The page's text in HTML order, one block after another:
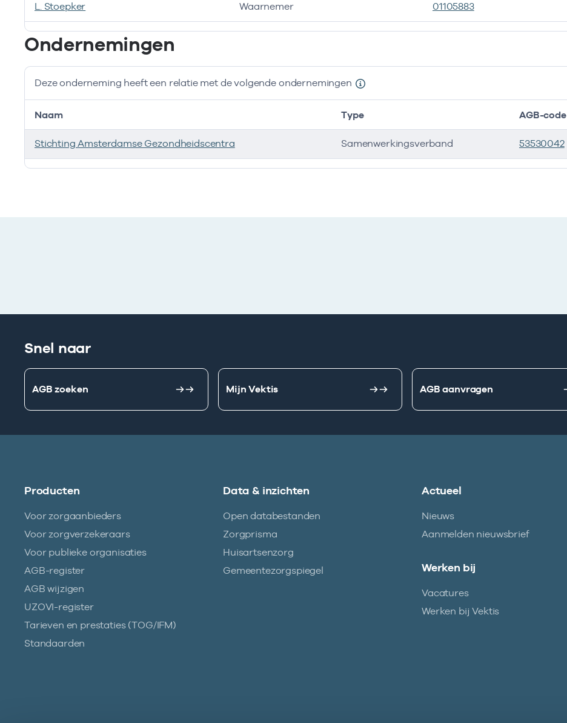
Bij deze onderneming werken de volgende zorgverleners
L. Stoepker Waarnemer 01105883
Ondernemingen
Deze onderneming heeft een relatie met de volgende ondernemingen
Deze onderneming heeft een relatie met de volgende ondernemingen
Naam Type AGB-code
Stichting Amsterdamse Gezondheidscentra Samenwerkingsverband 53530042
Snel naar
AGB zoeken Mijn Vektis AGB aanvragen
Producten
Voor zorgaanbieders
Voor zorgverzekeraars
Voor publieke organisaties
AGB-register
AGB wijzigen
UZOVI-register
Tarieven en prestaties (TOG/IFM)
Standaarden
Data & inzichten
Open databestanden
Zorgprisma
Huisartsenzorg
Gemeentezorgspiegel
Actueel
Nieuws
Aanmelden nieuwsbrief
Werken bij
Vacatures
Werken bij Vektis